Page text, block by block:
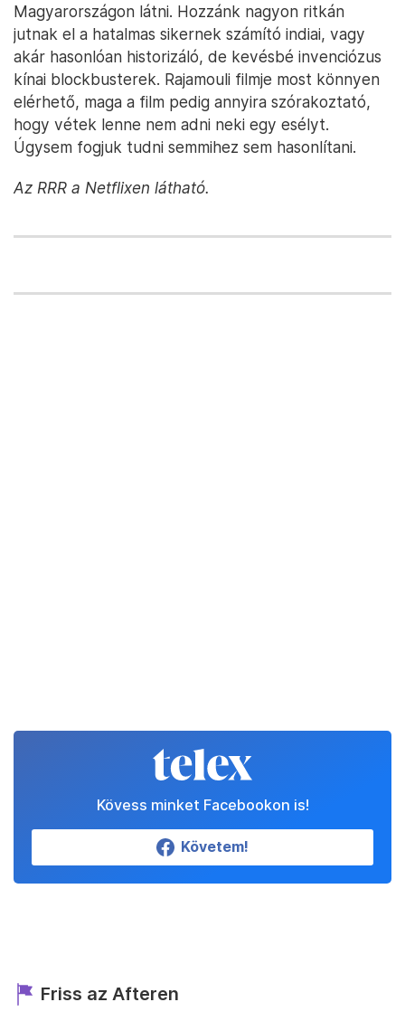
Magyarországon látni. Hozzánk nagyon ritkán
jutnak el a hatalmas sikernek számító indiai, vagy
akár hasonlóan historizáló, de kevésbé invenciózus
kínai blockbusterek. Rajamouli filmje most könnyen
elérhető, maga a film pedig annyira szórakoztató,
hogy vétek lenne nem adni neki egy esélyt.
Úgysem fogjuk tudni semmihez sem hasonlítani.
Az RRR a Netflixen látható.
Kövess minket Facebookon is!
Követem!
Friss az Afteren